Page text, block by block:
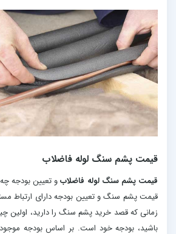
قیمت پشم سنگ لوله فاضلاب
قیمت پشم سنگ لوله فاضلابو تعیین بودجه چه
قیمت پشم سنگ و تعیین بودجه دارای ارتباط
زمانی که قصد خرید پشم سنگ را دارید، اولین
باشید، بودجه خود است. بر اساس بودجه